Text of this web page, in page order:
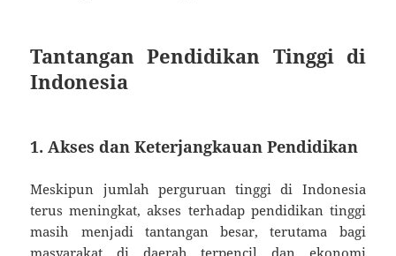
Tantangan Pendidikan Tinggi di
Indonesia
1. Akses dan Keterjangkauan Pendidikan
Meskipun jumlah perguruan tinggi di Indonesia
terus meningkat, akses terhadap pendidikan tinggi
masih menjadi tantangan besar, terutama bagi
masyarakat di daerah terpencil dan ekonomi